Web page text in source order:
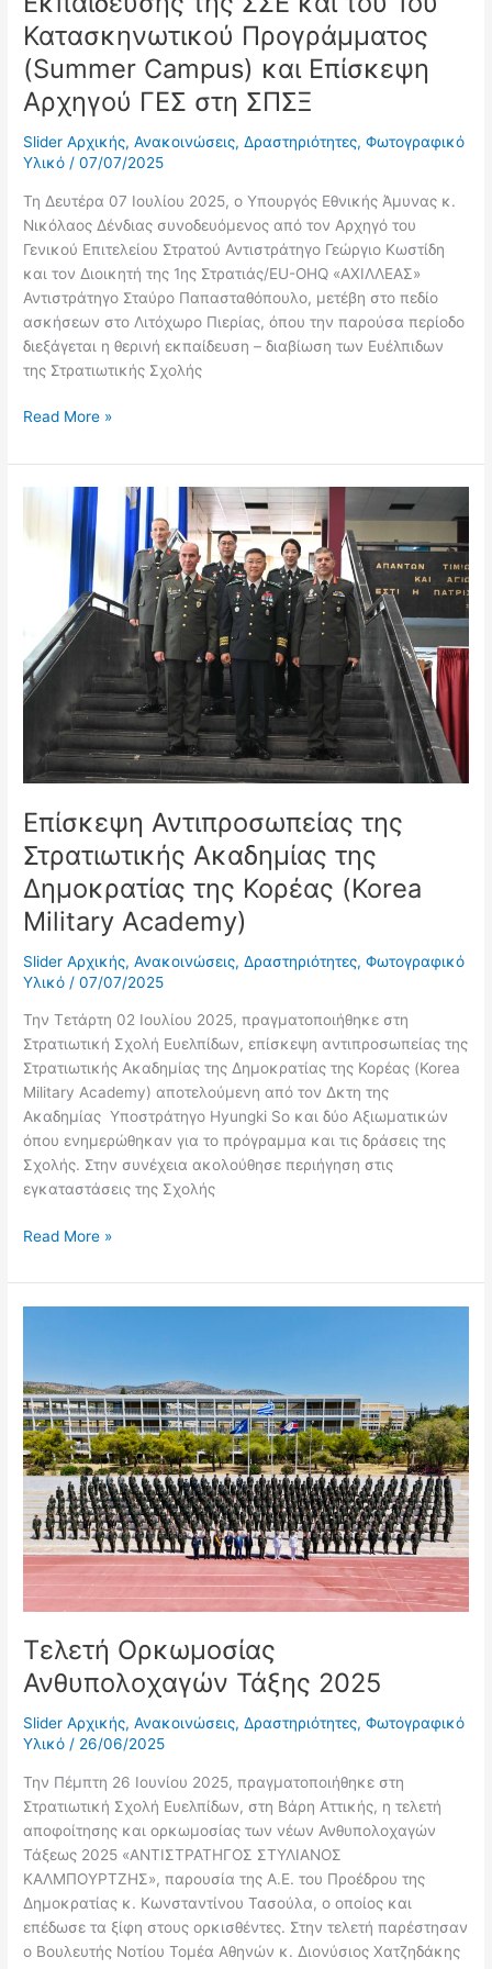
Κατασκηνωτικού Προγράμματος
(Summer Campus) και Επίσκεψη
Αρχηγού ΓΕΣ στη ΣΠΣΞ
Slider Αρχικής,Ανακοινώσεις,Δραστηριότητες,Φωτογραφικό
Υλικό /07/07/2025
Τη Δευτέρα 07 Ιουλίου 2025, ο Υπουργός Εθνικής Άμυνας κ.
Νικόλαος Δένδιας συνοδευόμενος από τον Αρχηγό του
Γενικού Επιτελείου Στρατού Αντιστράτηγο Γεώργιο Κωστίδη
και τον Διοικητή της 1ης Στρατιάς/EU-OHQ «ΑΧΙΛΛΕΑΣ»
Αντιστράτηγο Σταύρο Παπασταθόπουλο, μετέβη στο πεδίο
ασκήσεων στο Λιτόχωρο Πιερίας, όπου την παρούσα περίοδο
διεξάγεται η θερινή εκπαίδευση – διαβίωση των Ευέλπιδων
της Στρατιωτικής Σχολής
Αρχηγού
ΓΕΣ
στη
ΣΠΣΞ
Read More »
Επίσκεψη Αντιπροσωπείας της
Στρατιωτικής Ακαδημίας της
Δημοκρατίας της Κορέας (Korea
Military Academy)
Slider Αρχικής,Ανακοινώσεις,Δραστηριότητες,Φωτογραφικό
Υλικό /07/07/2025
Την Τετάρτη 02 Ιουλίου 2025, πραγματοποιήθηκε στη
Στρατιωτική Σχολή Ευελπίδων, επίσκεψη αντιπροσωπείας της
Στρατιωτικής Ακαδημίας της Δημοκρατίας της Κορέας (Korea
Military Academy) αποτελούμενη από τον Δκτη της
Ακαδημίας Υποστράτηγο Hyungki So και δύο Αξιωματικών
όπου ενημερώθηκαν για το πρόγραμμα και τις δράσεις της
Σχολής. Στην συνέχεια ακολούθησε περιήγηση στις
εγκαταστάσεις της Σχολής
Επίσκεψη
Αντιπροσωπείας
Στρατιωτικής
Ακαδημίας
Δημοκρατίας
της
Κορέας
(Korea
Military
Academy)
Read More »
Τελετή Ορκωμοσίας
Ανθυπολοχαγών Τάξης 2025
Slider Αρχικής,Ανακοινώσεις,Δραστηριότητες,Φωτογραφικό
Υλικό / 26/06/2025
Την Πέμπτη 26 Ιουνίου 2025, πραγματοποιήθηκε στη
Στρατιωτική Σχολή Ευελπίδων, στη Βάρη Αττικής, η τελετή
αποφοίτησης και ορκωμοσίας των νέων Ανθυπολοχαγών
Τάξεως 2025 «ΑΝΤΙΣΤΡΑΤΗΓΟΣ ΣΤΥΛΙΑΝΟΣ
ΚΑΛΜΠΟΥΡΤΖΗΣ», παρουσία της Α.Ε. του Προέδρου της
Δημοκρατίας κ. Κωνσταντίνου Τασούλα, ο οποίος και
επέδωσε τα ξίφη στους ορκισθέντες. Στην τελετή παρέστησαν
ο Βουλευτής Νοτίου Τομέα Αθηνών κ. Διονύσιος Χατζηδάκης
Τάξης
2025